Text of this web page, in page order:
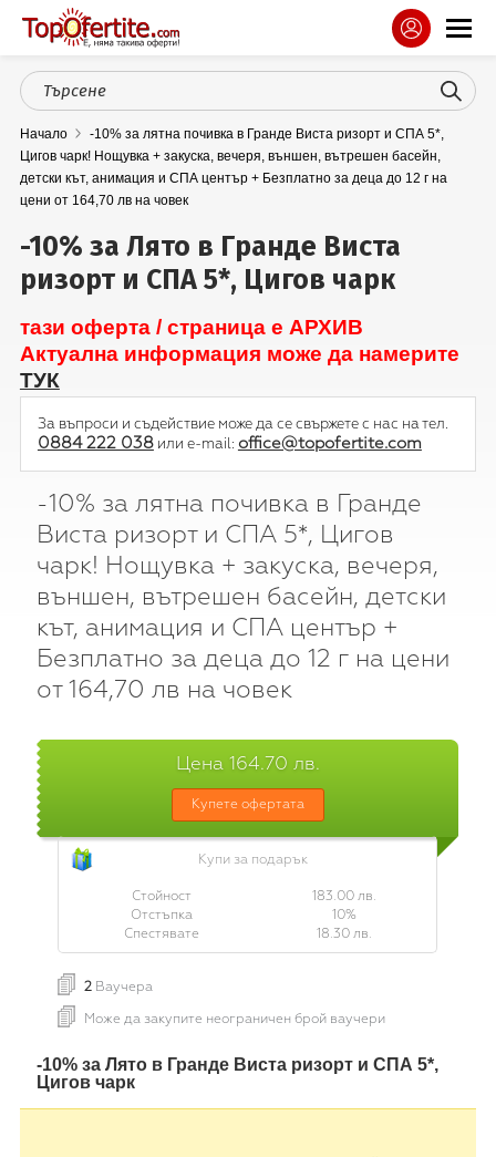
Спа
Планина
Море
Чужбина
Празници
Балнеология
Услуги
ОФЕРТИ
Вход
Начало
-10% за лятна почивка в Гранде Виста ризорт и СПА 5*,
Цигов чарк! Нощувка + закуска, вечеря, външен, вътрешен басейн,
детски кът, анимация и СПА център + Безплатно за деца до 12 г на
цени от 164,70 лв на човек
-10% за Лято в Гранде Виста
ризорт и СПА 5*, Цигов чарк
тази оферта / страница е АРХИВ
Актуална информация може да намерите
ТУК
За въпроси и съдействие може да се свържете с нас на тел.
0884 222 038или e-mail: office@topofertite.com
-10% за лятна почивка в Гранде
Виста ризорт и СПА 5*, Цигов
чарк! Нощувка + закуска, вечеря,
външен, вътрешен басейн, детски
кът, анимация и СПА център +
Безплатно за деца до 12 г на цени
от 164,70 лв на човек
Цена 164.70 лв.
Купете офертата
Купи за подарък
Стойност
183.00 лв.
Отстъпка
10%
Спестявате
18.30 лв.
2 Ваучера
Може да закупите неограничен брой ваучери
-10% за Лято в Гранде Виста ризорт и СПА 5*,
Цигов чарк